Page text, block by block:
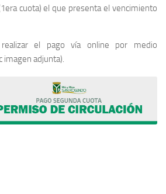
cuota) el que presenta el vencimiento
el pago vía online por medio
imagen adjunta).